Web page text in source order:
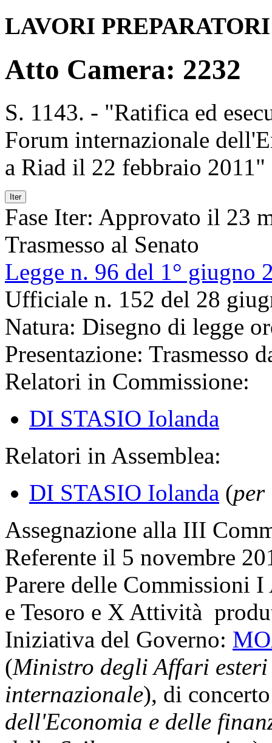
LAVORI
Atto Camera: 2232
S. 1143. - "Ratifica ed
Forum internazionale
a Riad il 22 febbraio
Iter
Fase Iter: Approvato il 23
Trasmesso al Senato
Legge n. 96 del 1° giugno
Ufficiale n. 152 del 28
Natura: Disegno di legge
Presentazione: Trasmesso
Relatori in Commissione:
DI STASIO Iolanda
Relatori in Assemblea:
DI STASIO Iolanda (per
Assegnazione alla III
Referente il 5 novembre
Parere delle Commissioni
e Tesoro e X Attività
Iniziativa del Governo:
(Ministro degli Affari esteri
internazionale), di
dell'Economia e delle